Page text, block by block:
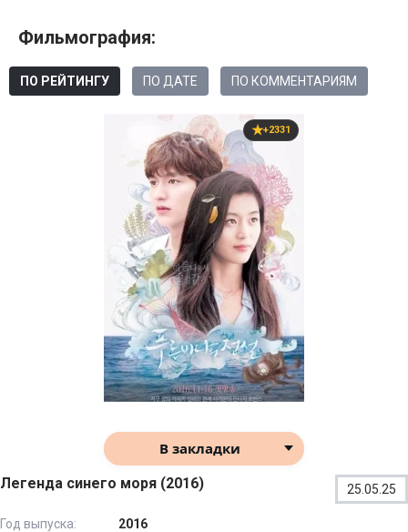
Фильмография:
ПО РЕЙТИНГУ ПО ДАТЕ ПО КОММЕНТАРИЯМ
+2331
В закладки
Легенда синего моря (2016) 25.05.25
Год выпуска:
2016